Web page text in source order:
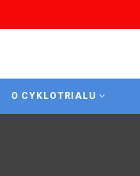
O CYKLOTRIALU